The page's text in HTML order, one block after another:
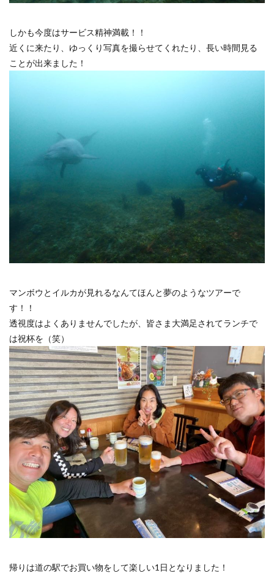
しかも今度はサービス精神満載！！
近くに来たり、ゆっくり写真を撮らせてくれたり、長い時間見る
ことが出来ました！
マンボウとイルカが見れるなんてほんと夢のようなツアーで
す！！
透視度はよくありませんでしたが、皆さま大満足されてランチで
は祝杯を（笑）
帰りは道の駅でお買い物をして楽しい1日となりました！